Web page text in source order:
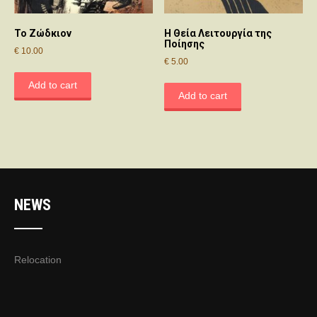
Το Ζώδκιον
€ 10.00
Add to cart
Η Θεία Λειτουργία της
Ποίησης
€ 5.00
Add to cart
NEWS
Relocation